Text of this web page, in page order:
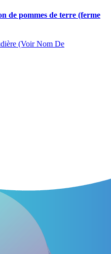
de pommes de terre (ferme
(Voir Nom De